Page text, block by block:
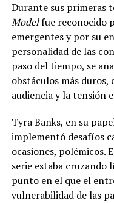
Durante sus primeras
Modelfue reconocido
emergentes y por su
personalidad de las
paso del tiempo, se
obstáculos más
audiencia y la tensión
Tyra Banks, en su
implementó desafíos
ocasiones, polémicos.
serie estaba cruzando
punto en el que el
vulnerabilidad de las